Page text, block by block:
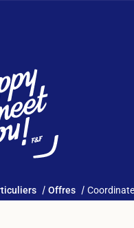
Offres